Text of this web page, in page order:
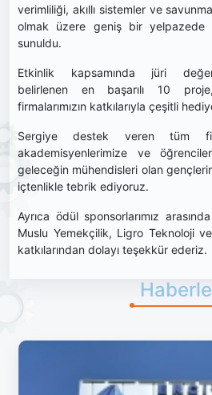
verimliliği, akıllı sistemler ve
olmak üzere geniş bir yelpazede
sunuldu.
Etkinlik kapsamında jüri
belirlenen en başarılı 10
firmalarımızın katkılarıyla çeşitli
Sergiye destek veren tüm
akademisyenlerimize ve
geleceğin mühendisleri olan
içtenlikle tebrik ediyoruz.
Ayrıca ödül sponsorlarımız
Muslu Yemekçilik, Ligro Teknoloji
katkılarından dolayı teşekkür ederiz.